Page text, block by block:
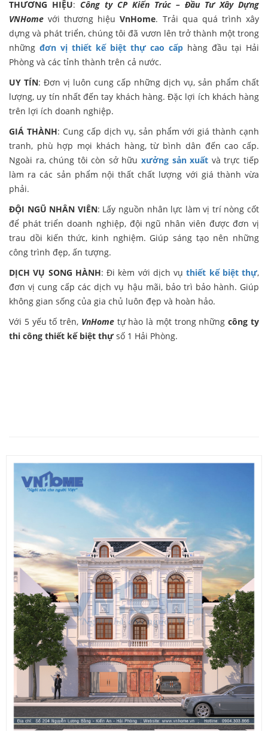
THƯƠNG HIỆU: Công ty CP Kiến Trúc – Đầu Tư Xây Dựng
VNHome với thương hiệuVnHome. Trải qua quá trình xây
dựng và phát triển, chúng tôi đã vươn lên trở thành một trong
những đơn vị thiết kế biệt thự cao cấp hàng đầu tại Hải
Phòng và các tỉnh thành trên cả nước.
UY TÍN: Đơn vị luôn cung cấp những dịch vụ, sản phẩm chất
lượng, uy tín nhất đến tay khách hàng. Đặc lợi ích khách hàng
trên lợi ích doanh nghiệp.
GIÁ THÀNH: Cung cấp dịch vụ, sản phẩm với giá thành cạnh
tranh, phù hợp mọi khách hàng, từ bình dân đến cao cấp.
Ngoài ra, chúng tôi còn sở hữuxưởng sản xuất và trực tiếp
làm ra các sản phẩm nội thất chất lượng với giá thành vừa
phải.
ĐỘI NGŨ NHÂN VIÊN: Lấy nguồn nhân lực làm vị trí nòng cốt
để phát triển doanh nghiệp, đội ngũ nhân viên được đơn vị
trau dồi kiến thức, kinh nghiệm. Giúp sáng tạo nên những
công trình đẹp, ấn tượng.
DỊCH VỤ SONG HÀNH: Đi kèm với dịch vụthiết kế biệt thự,
đơn vị cung cấp các dịch vụ hậu mãi, bảo trì bảo hành. Giúp
không gian sống của gia chủ luôn đẹp và hoàn hảo.
Với 5 yếu tố trên, VnHometự hào là một trong nhữngcông ty
thi công thiết kế biệt thựsố 1 Hải Phòng.